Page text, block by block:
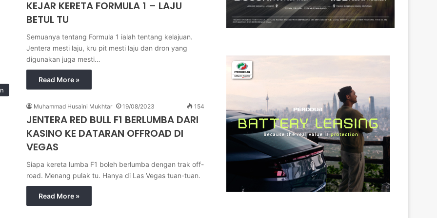
KEJAR KERETA FORMULA 1 – LAJU
BETUL TU
Semuanya tentang Formula 1 ialah tentang kelajuan.
Jentera mesti laju, kru pit mesti laju dan dron yang
digunakan juga mesti…
Read More »
Muhammad Husaini Mukhtar 19/08/2023 154
JENTERA RED BULL F1 BERLUMBA DARI
KASINO KE DATARAN OFFROAD DI
VEGAS
Siapa kereta lumba F1 boleh berlumba dengan trak off-
road. Menang pulak tu. Hanya di Las Vegas tuan-tuan.
Read More »